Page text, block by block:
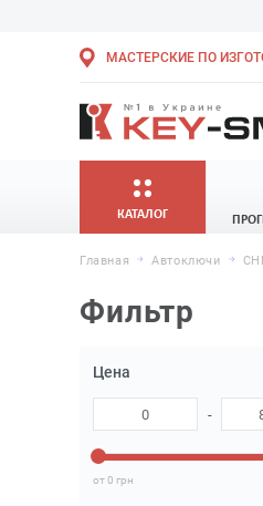
МАСТЕРСКИЕ ПО
КАТАЛОГ
Главная Автоключи
Фильтр
Цена
-
от 0 грн